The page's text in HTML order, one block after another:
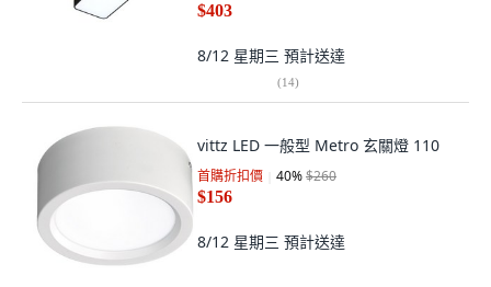
$403
8/12 星期三 預計送達
(14)
vittz LED 一般型 Metro 玄關燈 110
首購折扣價 40%$260
$156
8/12 星期三 預計送達